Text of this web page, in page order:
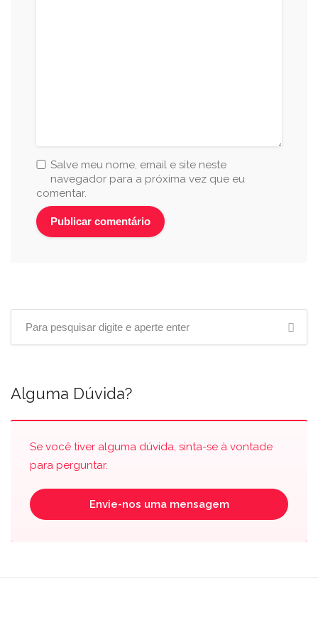
Salve meu nome, email e site neste
navegador para a próxima vez que eu
comentar.
Alguma Dúvida?
Se você tiver alguma dúvida, sinta-se à vontade
para perguntar.
Envie-nos uma mensagem